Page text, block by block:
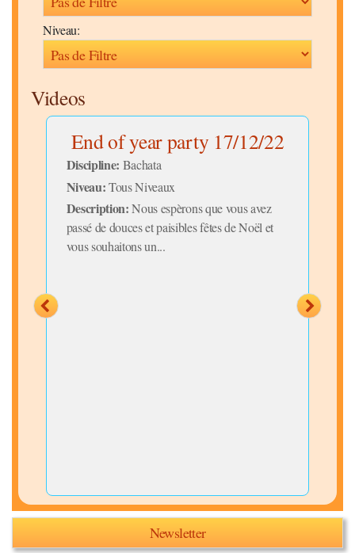
Niveau:
Videos
End of year party 17/12/22
Discipline: Bachata
Niveau:Tous Niveaux
Description:Nous espèrons que vous avez
passé de douces et paisibles fêtes de Noël et
vous souhaitons un...
Newsletter